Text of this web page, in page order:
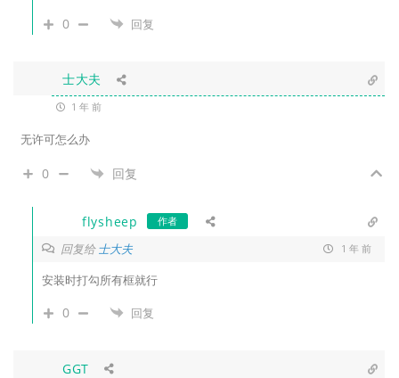
0 回复
士大夫
1 年 前
无许可怎么办
0 回复
flysheep 作者
回复给士大夫 1 年 前
安装时打勾所有框就行
0 回复
GGT